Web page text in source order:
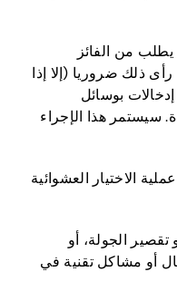
من الفائز
ذلك ضروريا (إلا إذا
بوسائل
سيستمر هذا الإجراء
الاختيار العشوائية
الجولة، أو
أو مشاكل تقنية في